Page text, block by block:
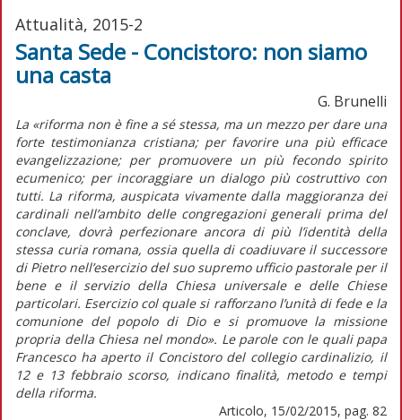
Attualità, 2015-2
Santa Sede - Concistoro: non siamo
una casta
G. Brunelli
La «riforma non è fine a sé stessa, ma un mezzo per dare una
forte testimonianza cristiana; per favorire una più efficace
evangelizzazione; per promuovere un più fecondo spirito
ecumenico; per incoraggiare un dialogo più costruttivo con
tutti. La riforma, auspicata vivamente dalla maggioranza dei
cardinali nell’ambito delle congregazioni generali prima del
conclave, dovrà perfezionare ancora di più l’identità della
stessa curia romana, ossia quella di coadiuvare il successore
di Pietro nell’esercizio del suo supremo ufficio pastorale per il
bene e il servizio della Chiesa universale e delle Chiese
particolari. Esercizio col quale si rafforzano l’unità di fede e la
comunione del popolo di Dio e si promuove la missione
propria della Chiesa nel mondo». Le parole con le quali papa
Francesco ha aperto il Concistoro del collegio cardinalizio, il
12 e 13 febbraio scorso, indicano finalità, metodo e tempi
della riforma.
Articolo, 15/02/2015, pag. 82